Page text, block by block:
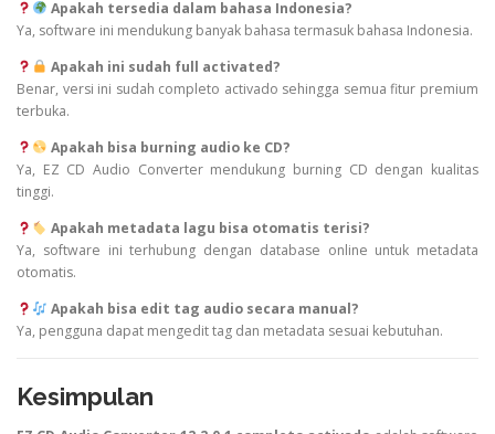
Apakah tersedia dalam bahasa Indonesia?
Ya, software ini mendukung banyak bahasa termasuk bahasa Indonesia.
Apakah ini sudah full activated?
Benar, versi ini sudah completo activado sehingga semua fitur premium
terbuka.
Apakah bisa burning audio ke CD?
Ya, EZ CD Audio Converter mendukung burning CD dengan kualitas
tinggi.
Apakah metadata lagu bisa otomatis terisi?
Ya, software ini terhubung dengan database online untuk metadata
otomatis.
Apakah bisa edit tag audio secara manual?
Ya, pengguna dapat mengedit tag dan metadata sesuai kebutuhan.
Kesimpulan